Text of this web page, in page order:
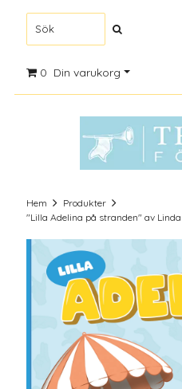
0 Din varukorg
Hem
Produkter
"Lilla Adelina på stranden" av